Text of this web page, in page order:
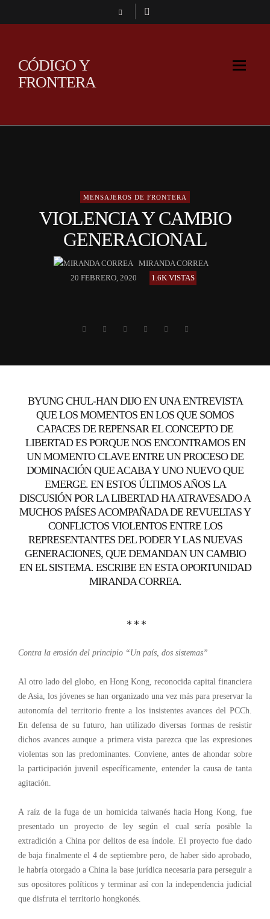
CÓDIGO Y
FRONTERA
MENSAJEROS DE FRONTERA
VIOLENCIA Y CAMBIO
GENERACIONAL
MIRANDA CORREA
20 FEBRERO, 2020
1.6K VISTAS
BYUNG CHUL-HAN DIJO EN UNA ENTREVISTA
QUE LOS MOMENTOS EN LOS QUE SOMOS
CAPACES DE REPENSAR EL CONCEPTO DE
LIBERTAD ES PORQUE NOS ENCONTRAMOS EN
UN MOMENTO CLAVE ENTRE UN PROCESO DE
DOMINACIÓN QUE ACABA Y UNO NUEVO QUE
EMERGE. EN ESTOS ÚLTIMOS AÑOS LA
DISCUSIÓN POR LA LIBERTAD HA ATRAVESADO A
MUCHOS PAÍSES ACOMPAÑADA DE REVUELTAS Y
CONFLICTOS VIOLENTOS ENTRE LOS
REPRESENTANTES DEL PODER Y LAS NUEVAS
GENERACIONES, QUE DEMANDAN UN CAMBIO
EN EL SISTEMA. ESCRIBE EN ESTA OPORTUNIDAD
MIRANDA CORREA.
* * *
Contra la erosión del principio “Un país, dos sistemas”
Al otro lado del globo, en Hong Kong, reconocida capital financiera
de Asia, los jóvenes se han organizado una vez más para preservar la
autonomía del territorio frente a los insistentes avances del PCCh.
En defensa de su futuro, han utilizado diversas formas de resistir
dichos avances aunque a primera vista parezca que las expresiones
violentas son las predominantes. Conviene, antes de ahondar sobre
la participación juvenil específicamente, entender la causa de tanta
agitación.
A raíz de la fuga de un homicida taiwanés hacia Hong Kong, fue
presentado un proyecto de ley según el cual sería posible la
extradición a China por delitos de esa índole. El proyecto fue dado
de baja finalmente el 4 de septiembre pero, de haber sido aprobado,
le habría otorgado a China la base jurídica necesaria para perseguir a
sus opositores políticos y terminar así con la independencia judicial
que disfruta el territorio hongkonés.